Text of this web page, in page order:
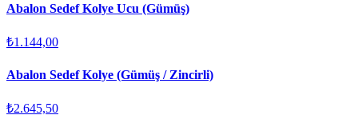
Abalon Sedef Kolye Ucu (Gümüş)
₺1.144,00
Abalon Sedef Kolye (Gümüş / Zincirli)
₺2.645,50